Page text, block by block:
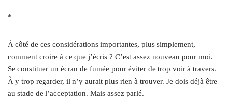
*
À côté de ces considérations importantes, plus simplement,
comment croire à ce que j’écris ? C’est assez nouveau pour moi.
Se constituer un écran de fumée pour éviter de trop voir à travers.
À y trop regarder, il n’y aurait plus rien à trouver. Je dois déjà être
au stade de l’acceptation. Mais assez parlé.